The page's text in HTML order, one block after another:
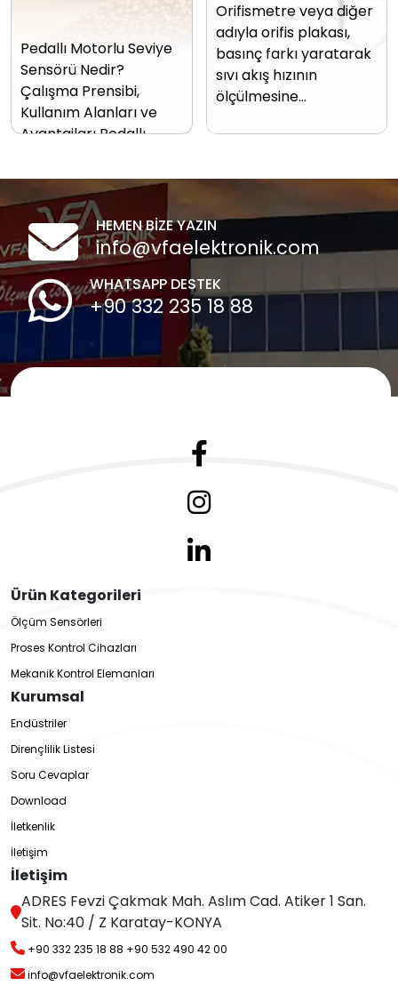
Pedallı Motorlu Seviye
Sensörü Nedir?
Çalışma Prensibi,
Kullanım Alanları ve
Avantajları Pedallı…
Orifismetre veya diğer
adıyla orifis plakası,
basınç farkı yaratarak
sıvı akış hızının
ölçülmesine…
HEMEN BİZE YAZIN
info@vfaelektronik.com
WHATSAPP DESTEK
+90 332 235 18 88
Ürün Kategorileri
Ölçüm Sensörleri
Proses Kontrol Cihazları
Mekanik Kontrol Elemanları
Kurumsal
Endüstriler
Dirençlilik Listesi
Soru Cevaplar
Download
İletkenlik
İletişim
İletişim
ADRES Fevzi Çakmak Mah. Aslım Cad. Atiker 1 San.
Sit. No:40 / Z Karatay-KONYA
+90 332 235 18 88 +90 532 490 42 00
info@vfaelektronik.com